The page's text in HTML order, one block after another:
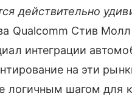
действительно
Qualcomm Стив
интеграции
на эти
логичным шагом для